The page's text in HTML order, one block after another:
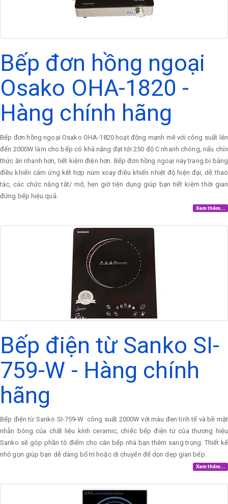
Bếp đơn hồng ngoại
Osako OHA-1820 -
Hàng chính hãng
Bếp đơn hồng ngoại Osako OHA-1820 hoạt động mạnh mẽ với công suất lên
đến 2000W làm cho bếp có khả năng đạt tới 250 độ C nhanh chóng, nấu chín
thức ăn nhanh hơn, tiết kiệm điện hơn. Bếp đơn hồng ngoại này trang bị bảng
điều khiển cảm ứng kết hợp núm xoay điều khiển nhiệt độ hiện đại, dễ thao
tác, các chức năng tắt/ mở, hẹn giờ tiện dụng giúp bạn tiết kiệm thời gian
đứng bếp hiệu quả.
Xem thêm...
Bếp điện từ Sanko SI-
759-W - Hàng chính
hãng
Bếp điện từ Sanko SI-759-W công suất 2000W với màu đen tinh tế và bề mặt
nhẵn bóng của chất liệu kính ceramic, chiếc bếp điện từ của thương hiệu
Sanko sẽ góp phần tô điểm cho căn bếp nhà bạn thêm sang trọng. Thiết kế
nhỏ gọn giúp bạn dễ dàng bố trí hoặc di chuyển để dọn dẹp gian bếp.
Xem thêm...